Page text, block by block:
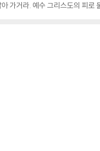
가거라. 예수 그리스도의 피로